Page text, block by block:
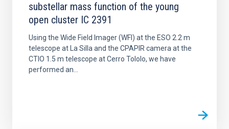
substellar mass function of the young
open cluster IC 2391
Using the Wide Field Imager (WFI) at the ESO 2.2 m
telescope at La Silla and the CPAPIR camera at the
CTIO 1.5 m telescope at Cerro Tololo, we have
performed an...